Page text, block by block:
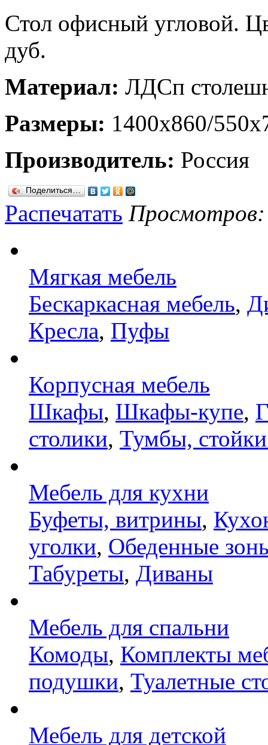
Стол офисный угловой.
дуб.
Материал: ЛДСп
Размеры: 1400х860/
Производитель: Россия
Поделиться…
Распечатать Просмотров:
Мягкая мебель
Бескаркасная мебель,
Кресла, Пуфы
Корпусная мебель
Шкафы, Шкафы-купе,
столики, Тумбы,
Мебель для кухни
Буфеты, витрины,
уголки, Обеденные
Табуреты, Диваны
Мебель для спальни
Комоды, Комплекты
подушки, Туалетные
Мебель для детской